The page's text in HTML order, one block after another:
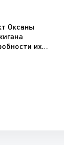
Оксаны
их…